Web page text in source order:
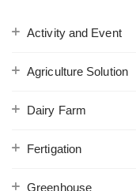
Activity and Event
Agriculture Solution
Dairy Farm
Fertigation
Greenhouse